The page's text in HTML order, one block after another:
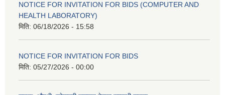
NOTICE FOR INVITATION FOR BIDS (COMPUTER AND
HEALTH LABORATORY)
मिति: 06/18/2026 - 15:58
NOTICE FOR INVITATION FOR BIDS
मिति: 05/27/2026 - 00:00